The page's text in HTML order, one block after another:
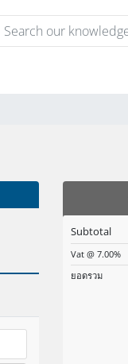
Subtotal
Vat @ 7.00%
ยอดรวม